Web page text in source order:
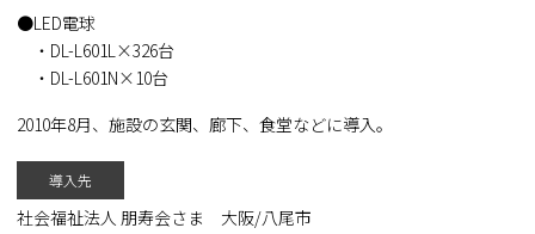
LED電球
・DL-L601L×326台
・DL-L601N×10台
2010年8月、施設の玄関、廊下、食堂などに導入。
導入先
社会福祉法人 朋寿会さま 大阪/八尾市